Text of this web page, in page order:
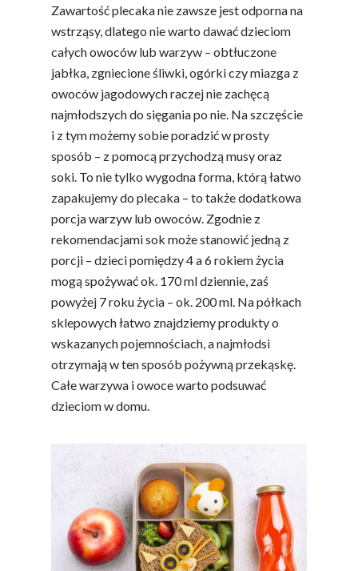
Zawartość plecaka nie zawsze jest odporna na
wstrząsy, dlatego nie warto dawać dzieciom
całych owoców lub warzyw – obtłuczone
jabłka, zgniecione śliwki, ogórki czy miazga z
owoców jagodowych raczej nie zachęcą
najmłodszych do sięgania po nie. Na szczęście
i z tym możemy sobie poradzić w prosty
sposób – z pomocą przychodzą musy oraz
soki. To nie tylko wygodna forma, którą łatwo
zapakujemy do plecaka – to także dodatkowa
porcja warzyw lub owoców. Zgodnie z
rekomendacjami sok może stanowić jedną z
porcji – dzieci pomiędzy 4 a 6 rokiem życia
mogą spożywać ok. 170 ml dziennie, zaś
powyżej 7 roku życia – ok. 200 ml. Na półkach
sklepowych łatwo znajdziemy produkty o
wskazanych pojemnościach, a najmłodsi
otrzymają w ten sposób pożywną przekąskę.
Całe warzywa i owoce warto podsuwać
dzieciom w domu.